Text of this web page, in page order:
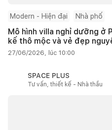
Modern - Hiện đại Nhà phố
Mô hình villa nghỉ dưỡng ở
kế thô mộc và vẻ đẹp
27/06/2026, lúc 10:00
SPACE PLUS
Tư vấn, thiết kế - Nhà thầu